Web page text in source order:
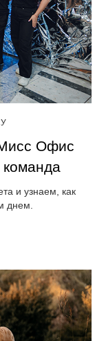
Офис
команда
и узнаем, как
днем.